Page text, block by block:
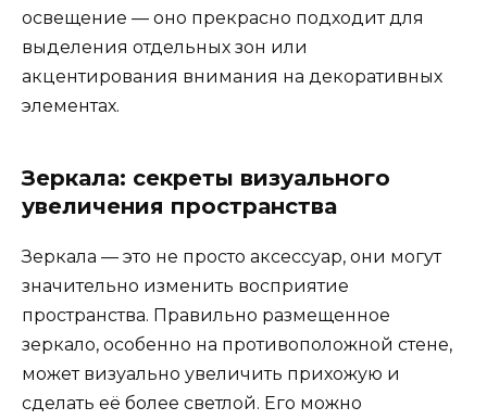
освещение — оно прекрасно подходит для
выделения отдельных зон или
акцентирования внимания на декоративных
элементах.
Зеркала: секреты визуального
увеличения пространства
Зеркала — это не просто аксессуар, они могут
значительно изменить восприятие
пространства. Правильно размещенное
зеркало, особенно на противоположной стене,
может визуально увеличить прихожую и
сделать её более светлой. Его можно